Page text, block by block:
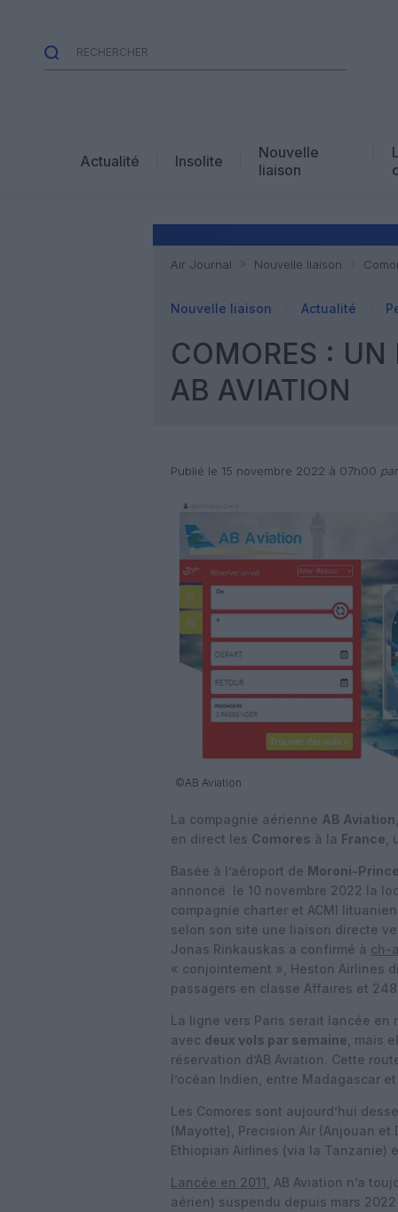
Actualité Insolite
Nouvelle
liaison
Air Journal Nouvelle liaison
Nouvelle liaison Actualité
COMORES : UN
AB AVIATION
Publié le 15 novembre 2022 à 07h00
©AB Aviation
La compagnie aérienne AB Aviation
en direct les Comores à la France
Basée à l’aéroport de Moroni-
annoncé le 10 novembre 2022 la
compagnie charter et ACMI
selon son site une liaison directe
Jonas Rinkauskas a confirmé à ch-
« conjointement », Heston Airlines
passagers en classe Affaires et
La ligne vers Paris serait lancée en
avec deux vols par semaine , mais
réservation d’AB Aviation. Cette
l’océan Indien, entre Madagascar
Les Comores sont aujourd’hui
(Mayotte), Precision Air (Anjouan et
Ethiopian Airlines (via la Tanzanie)
Lancée en 2011 , AB Aviation n’a
aérien) suspendu depuis mars